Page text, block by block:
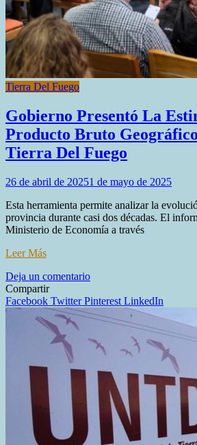
Tierra Del Fuego
Gobierno Presentó La
Producto Bruto
Tierra Del Fuego
26 de abril de 20251 de mayo de 2025
Esta herramienta permite analizar la
provincia durante casi dos décadas. El
Ministerio de Economía a través
Leer Más
Deja un comentarioen
Presentó
La
Estimación
Del
Producto
Geográfico
2004-
2023
En
Tierra
Del
Compartir
Facebook TwitterPinterest LinkedIn